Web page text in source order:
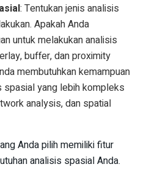
: Tentukan jenis analisis
Apakah Anda
untuk melakukan analisis
buffer, dan proximity
membutuhkan kemampuan
spasial yang lebih kompleks
analysis, dan spatial
Anda pilih memiliki fitur
analisis spasial Anda.